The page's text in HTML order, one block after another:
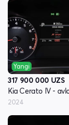
Yangi
317 900 000 UZS
2024